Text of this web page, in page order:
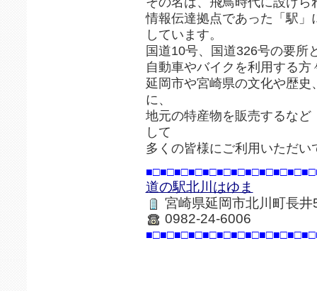
情報伝達拠点であった「駅
しています。
国道10号、国道326号の要所
自動車やバイクを利用する
延岡市や宮崎県の文化や歴
に、
地元の特産物を販売するな
して
多くの皆様にご利用いただい
道の駅北川はゆま
宮崎県延岡市北川町長
0982-24-6006